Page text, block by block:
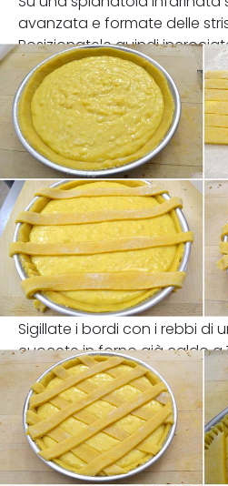
avanzata e formate delle
Posizionatele quindi
Sigillate i bordi con i rebbi di
cuocete in forno già caldo a